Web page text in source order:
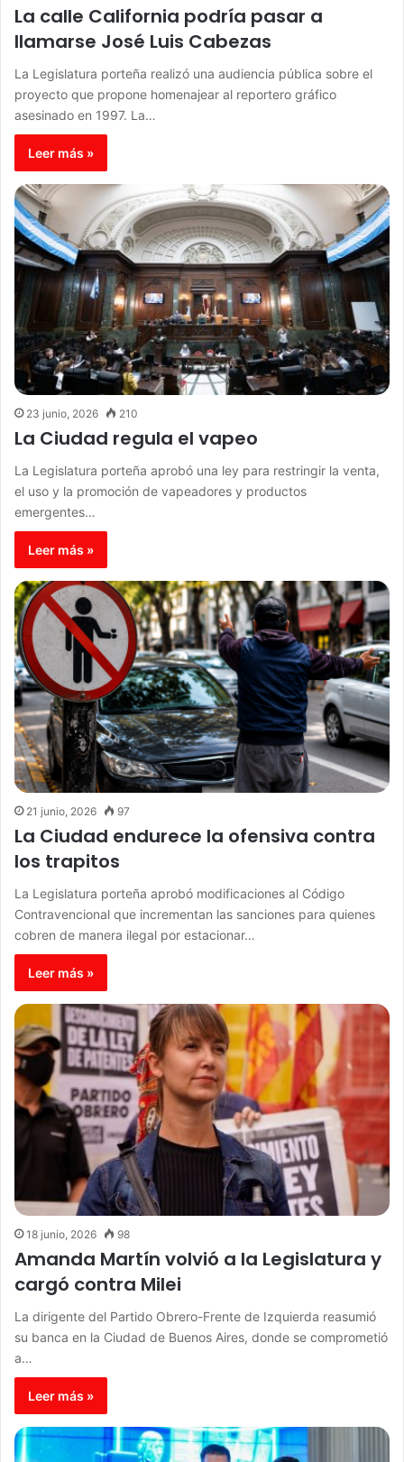
La calle California podría pasar a
llamarse José Luis Cabezas
La Legislatura porteña realizó una audiencia pública sobre el
proyecto que propone homenajear al reportero gráfico
asesinado en 1997. La…
Leer más »
23 junio, 2026 210
La Ciudad regula el vapeo
La Legislatura porteña aprobó una ley para restringir la venta,
el uso y la promoción de vapeadores y productos
emergentes…
Leer más »
21 junio, 2026 97
La Ciudad endurece la ofensiva contra
los trapitos
La Legislatura porteña aprobó modificaciones al Código
Contravencional que incrementan las sanciones para quienes
cobren de manera ilegal por estacionar…
Leer más »
18 junio, 2026 98
Amanda Martín volvió a la Legislatura y
cargó contra Milei
La dirigente del Partido Obrero-Frente de Izquierda reasumió
su banca en la Ciudad de Buenos Aires, donde se comprometió
a…
Leer más »